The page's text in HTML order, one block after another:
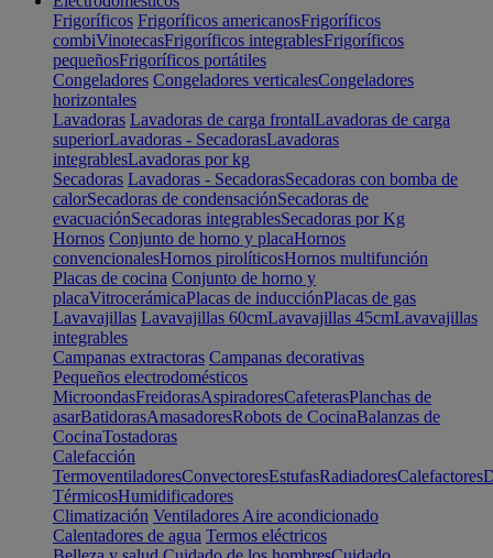
Frigoríficos Frigoríficos americanosFrigoríficos
combiVinotecasFrigoríficos integrablesFrigoríficos
pequeñosFrigoríficos portátiles
Congeladores Congeladores verticalesCongeladores
horizontales
Lavadoras Lavadoras de carga frontalLavadoras de carga
superiorLavadoras - SecadorasLavadoras
integrablesLavadoras por kg
Secadoras Lavadoras - SecadorasSecadoras con bomba de
calorSecadoras de condensaciónSecadoras de
evacuaciónSecadoras integrablesSecadoras por Kg
Hornos Conjunto de horno y placaHornos
convencionalesHornos pirolíticosHornos multifunción
Placas de cocina Conjunto de horno y
placaVitrocerámicaPlacas de inducciónPlacas de gas
Lavavajillas Lavavajillas 60cmLavavajillas 45cmLavavajillas
integrables
Campanas extractoras Campanas decorativas
Pequeños electrodomésticos
MicroondasFreidorasAspiradoresCafeterasPlanchas de
asarBatidorasAmasadoresRobots de CocinaBalanzas de
CocinaTostadoras
Calefacción
TermoventiladoresConvectoresEstufasRadiadoresCalefactores
TérmicosHumidificadores
Climatización Ventiladores Aire acondicionado
Calentadores de agua Termos eléctricos